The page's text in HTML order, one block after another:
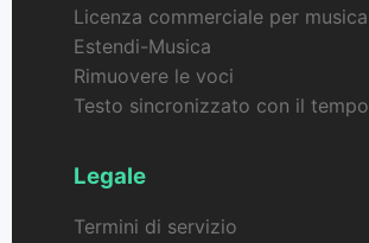
Licenza commerciale per musica
Estendi-Musica
Rimuovere le voci
Testo sincronizzato con il tempo
Legale
Termini di servizio